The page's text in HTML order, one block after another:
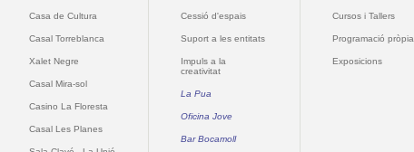
Casa de Cultura
Casal Torreblanca
Xalet Negre
Casal Mira-sol
Casino La Floresta
Casal Les Planes
Cessió d'espais
Suport a les entitats
Impuls a la
creativitat
La Pua
Oficina Jove
Bar Bocamoll
Cursos i Tallers
Programació pròpia
Exposicions